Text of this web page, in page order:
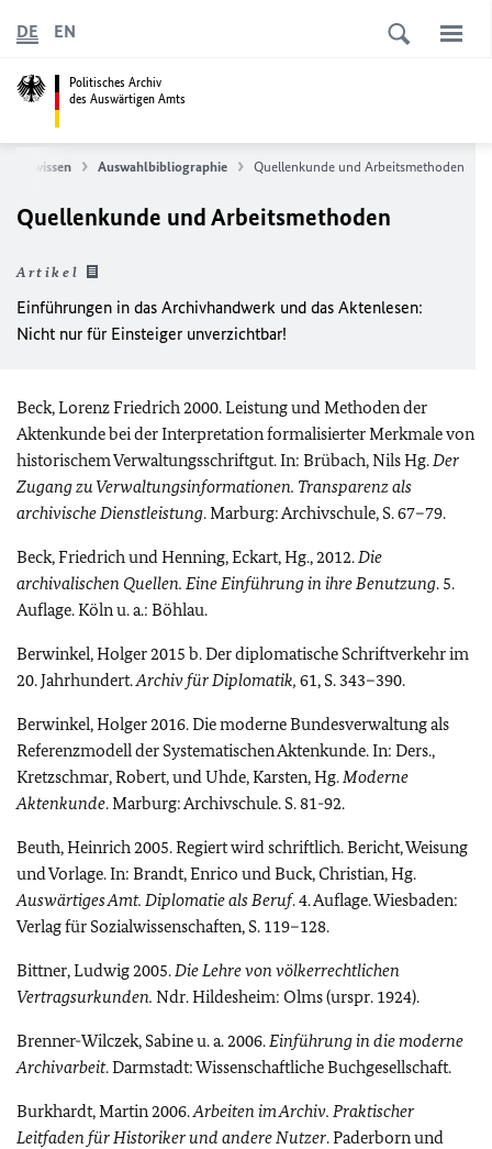
Politisches Archiv
des Auswärtigen Amts
DE EN
zu wissen Auswahlbibliographie Quellenkunde und Arbeitsmethoden
Quellenkunde und Arbeitsmethoden
Artikel
Einführungen in das Archivhandwerk und das Aktenlesen:
Nicht nur für Einsteiger unverzichtbar!
Beck, Lorenz Friedrich 2000. Leistung und Methoden der
Aktenkunde bei der Interpretation formalisierter Merkmale von
historischem Verwaltungsschriftgut. In: Brübach, Nils Hg.Der
Zugang zu Verwaltungsinformationen. Transparenz als
archivische Dienstleistung. Marburg: Archivschule, S. 67–79.
Beck, Friedrich und Henning, Eckart, Hg., 2012.Die
archivalischen Quellen. Eine Einführung in ihre Benutzung. 5.
Auflage. Köln u. a.: Böhlau.
Berwinkel, Holger 2015 b. Der diplomatische Schriftverkehr im
20. Jahrhundert.Archiv für Diplomatik, 61, S. 343–390.
Berwinkel, Holger 2016. Die moderne Bundesverwaltung als
Referenzmodell der Systematischen Aktenkunde. In: Ders.,
Kretzschmar, Robert, und Uhde, Karsten, Hg.Moderne
Aktenkunde. Marburg: Archivschule. S. 81-92.
Beuth, Heinrich 2005. Regiert wird schriftlich. Bericht, Weisung
und Vorlage. In: Brandt, Enrico und Buck, Christian, Hg.
Auswärtiges Amt. Diplomatie als Beruf. 4. Auflage. Wiesbaden:
Verlag für Sozialwissenschaften, S. 119–128.
Bittner, Ludwig 2005.Die Lehre von völkerrechtlichen
Vertragsurkunden. Ndr. Hildesheim: Olms (urspr. 1924).
Brenner-Wilczek, Sabine u. a. 2006.Einführung in die moderne
Archivarbeit. Darmstadt: Wissenschaftliche Buchgesellschaft.
Burkhardt, Martin 2006.Arbeiten im Archiv. Praktischer
Leitfaden für Historiker und andere Nutzer. Paderborn und